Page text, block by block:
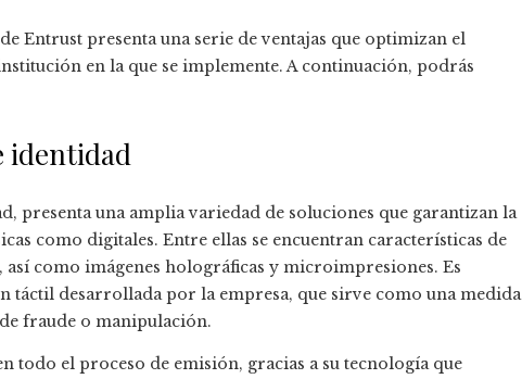
de Entrust presenta una serie de ventajas que optimizan el
en la que se implemente. A continuación, podrás
identidad
presenta una amplia variedad de soluciones que garantizan la
como digitales. Entre ellas se encuentran características de
así como imágenes holográficas y microimpresiones. Es
táctil desarrollada por la empresa, que sirve como una medida
fraude o manipulación.
todo el proceso de emisión, gracias a su tecnología que